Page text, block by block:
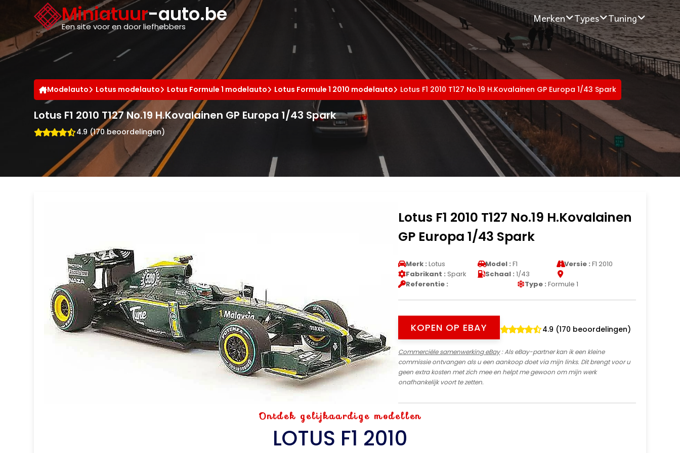
Miniatuur-auto.be
Een site voor en door liefhebbers
Merken Types Tuning
Modelauto Lotus modelauto Lotus Formule 1 modelauto Lotus Formule 1 2010 modelauto Lotus F1 2010 T127 No.19 H.Kovalainen GP Europa 1/43 Spark
Lotus F1 2010 T127 No.19 H.Kovalainen GP Europa 1/43 Spark
4.9 (170 beoordelingen)
Lotus F1 2010 T127 No.19 H.Kovalainen
GP Europa 1/43 Spark
Merk : Lotus Model : F1 Versie : F1 2010
Fabrikant : Spark Schaal : 1/43
Referentie :
Type : Formule 1
KOPEN OP EBAY 4.9 (170 beoordelingen)
Commerciële samenwerking eBay: Als eBay-partner kan ik een kleine
commissie ontvangen als u een aankoop doet via mijn links. Dit brengt voor u
geen extra kosten met zich mee en helpt me gewoon om mijn werk
onafhankelijk voort te zetten.
Ontdek gelijkaardige modellen
LOTUS F1 2010
Cookies beheer paneel